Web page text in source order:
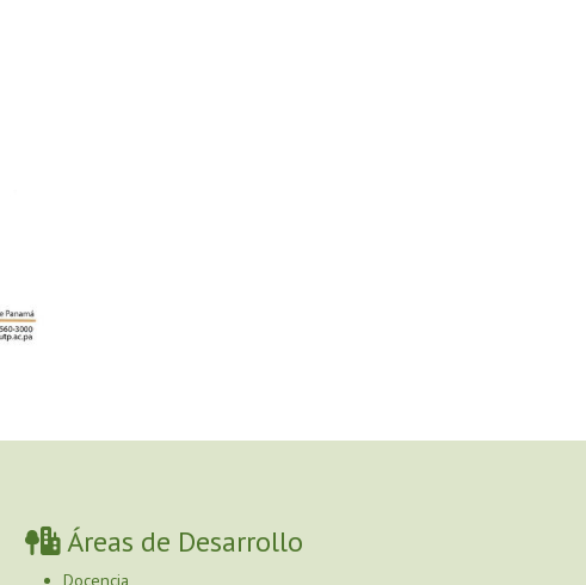
Áreas de Desarrollo
Docencia